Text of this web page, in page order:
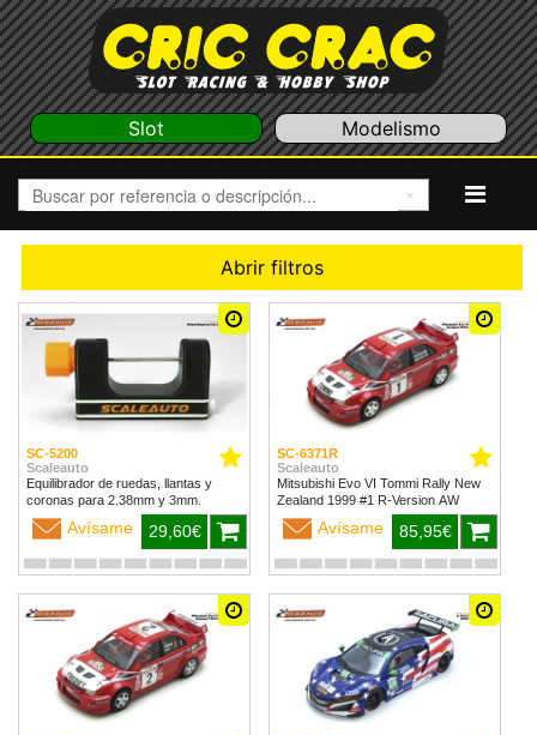
Slot Modelismo
Abrir filtros
SC-5200
Scaleauto
Equilibrador de ruedas, llantas y
coronas para 2.38mm y 3mm.
Avísame 29,60€
SC-6371R
Scaleauto
Mitsubishi Evo VI Tommi Rally New
Zealand 1999 #1 R-Version AW
Avísame 85,95€